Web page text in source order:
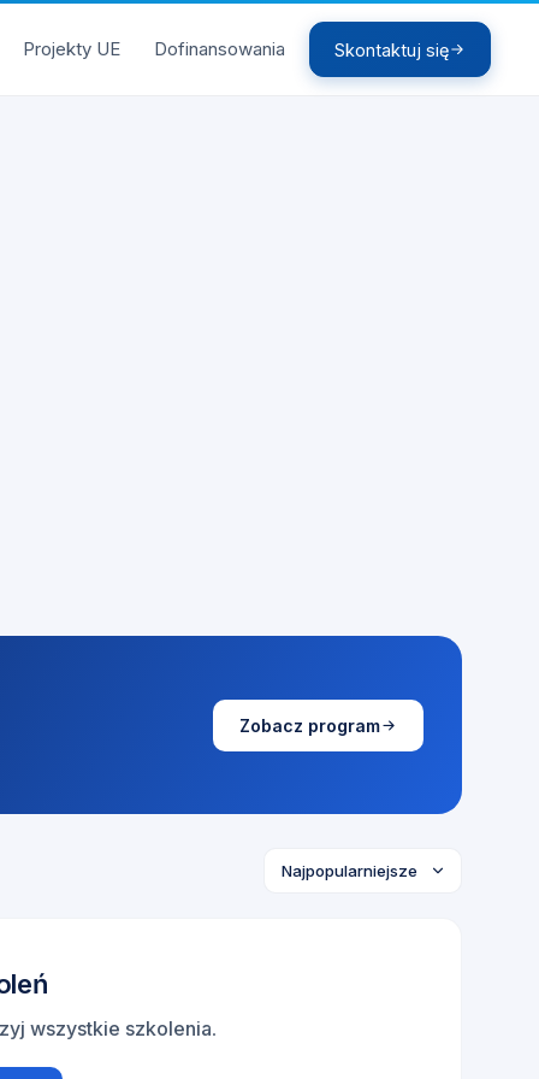
Projekty UE Dofinansowania Skontaktuj się
Zobacz program
wszystkie szkolenia.